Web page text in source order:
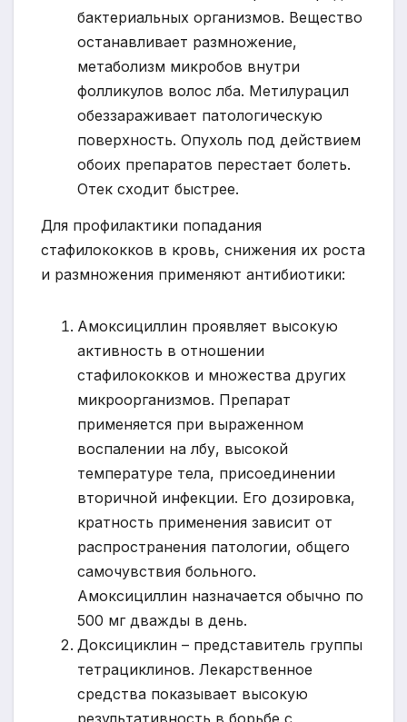
бактериальных организмов. Вещество
останавливает размножение,
метаболизм микробов внутри
фолликулов волос лба. Метилурацил
обеззараживает патологическую
поверхность. Опухоль под действием
обоих препаратов перестает болеть.
Отек сходит быстрее.
Для профилактики попадания
стафилококков в кровь, снижения их роста
и размножения применяют антибиотики:
Амоксициллин проявляет высокую
активность в отношении
стафилококков и множества других
микроорганизмов. Препарат
применяется при выраженном
воспалении на лбу, высокой
температуре тела, присоединении
вторичной инфекции. Его дозировка,
кратность применения зависит от
распространения патологии, общего
самочувствия больного.
Амоксициллин назначается обычно по
500 мг дважды в день.
Доксициклин – представитель группы
тетрациклинов. Лекарственное
средства показывает высокую